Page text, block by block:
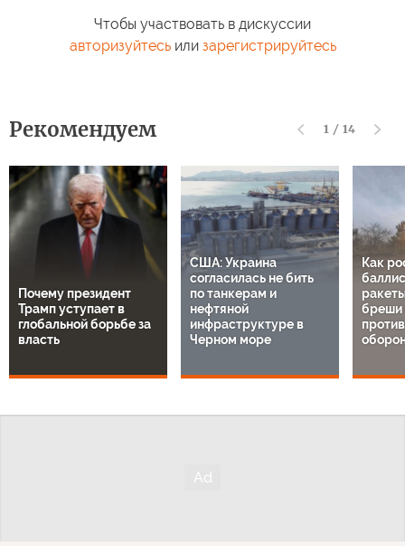
Чтобы участвовать в дискуссии
авторизуйтесьили зарегистрируйтесь
Рекомендуем 1 / 14
Почему президент
Трамп уступает в
глобальной борьбе за
власть
США: Украина
согласилась не бить
по танкерам и
нефтяной
инфраструктуре в
Черном море
Как
бреши